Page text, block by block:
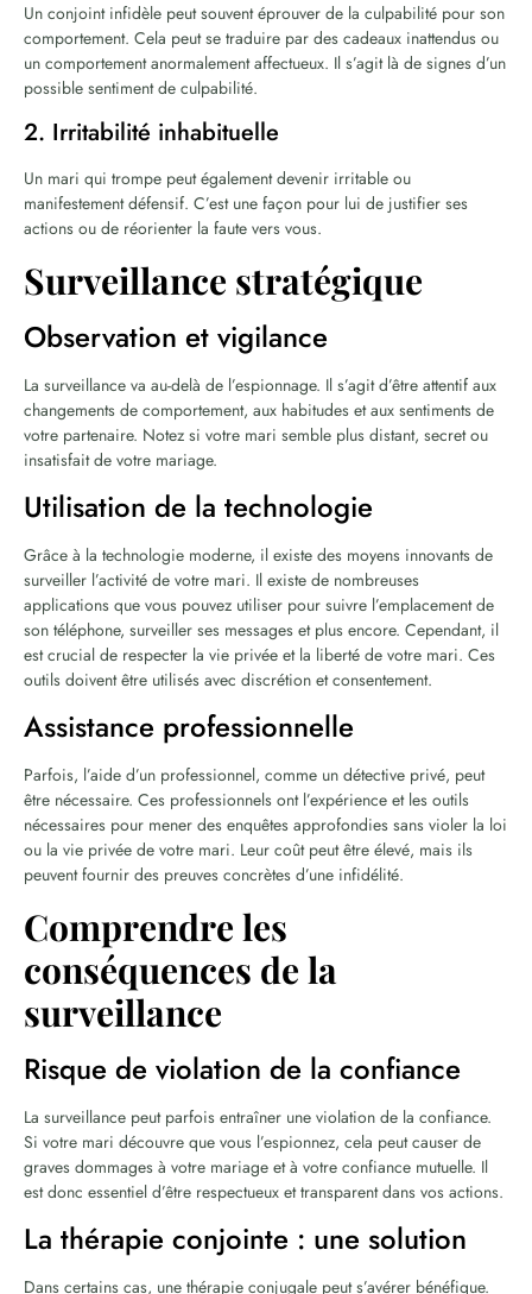
Un conjoint infidèle peut souvent éprouver de la culpabilité pour son
comportement. Cela peut se traduire par des cadeaux inattendus ou
un comportement anormalement affectueux. Il s’agit là de signes d’un
possible sentiment de culpabilité.
2. Irritabilité inhabituelle
Un mari qui trompe peut également devenir irritable ou
manifestement défensif. C’est une façon pour lui de justifier ses
actions ou de réorienter la faute vers vous.
Surveillance stratégique
Observation et vigilance
La surveillance va au-delà de l’espionnage. Il s’agit d’être attentif aux
changements de comportement, aux habitudes et aux sentiments de
votre partenaire. Notez si votre mari semble plus distant, secret ou
insatisfait de votre mariage.
Utilisation de la technologie
Grâce à la technologie moderne, il existe des moyens innovants de
surveiller l’activité de votre mari. Il existe de nombreuses
applications que vous pouvez utiliser pour suivre l’emplacement de
son téléphone, surveiller ses messages et plus encore. Cependant, il
est crucial de respecter la vie privée et la liberté de votre mari. Ces
outils doivent être utilisés avec discrétion et consentement.
Assistance professionnelle
Parfois, l’aide d’un professionnel, comme un détective privé, peut
être nécessaire. Ces professionnels ont l’expérience et les outils
nécessaires pour mener des enquêtes approfondies sans violer la loi
ou la vie privée de votre mari. Leur coût peut être élevé, mais ils
peuvent fournir des preuves concrètes d’une infidélité.
Comprendre les
conséquences de la
surveillance
Risque de violation de la confiance
La surveillance peut parfois entraîner une violation de la confiance.
Si votre mari découvre que vous l’espionnez, cela peut causer de
graves dommages à votre mariage et à votre confiance mutuelle. Il
est donc essentiel d’être respectueux et transparent dans vos actions.
La thérapie conjointe : une solution
Dans certains cas, une thérapie conjugale peut s’avérer bénéfique.